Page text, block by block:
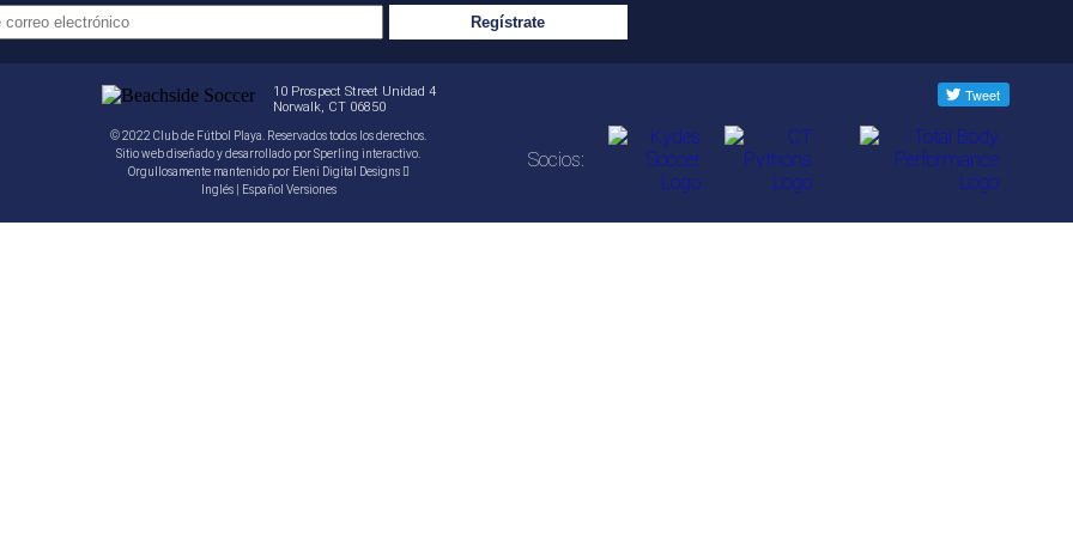
10 Prospect Street Unidad 4
Norwalk, CT 06850
© 2022 Club de Fútbol Playa. Reservados todos los derechos.
Sitio web diseñado y desarrollado porSperling interactivo
Orgullosamente mantenido por Eleni Digital Designs
Inglés| Español Versiones
Socios: